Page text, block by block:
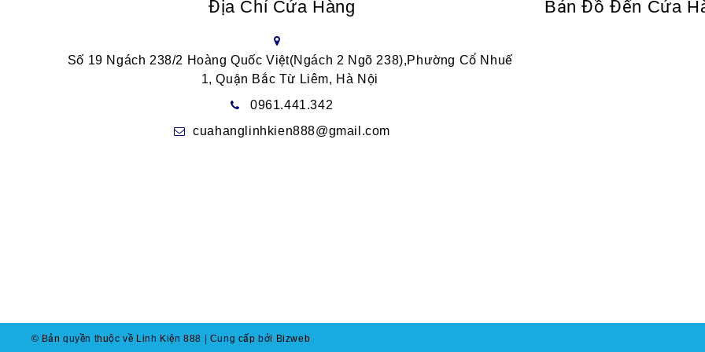
Địa Chỉ Cửa Hàng
Số 19 Ngách 238/2 Hoàng Quốc Việt(Ngách 2 Ngõ 238),Phường Cổ Nhuế
1, Quận Bắc Từ Liêm, Hà Nội
0961.441.342
cuahanglinhkien888@gmail.com
Bản Đồ Đến Cửa
© Bản quyền thuộc về Linh Kiện 888 Cung cấp bởi Bizweb